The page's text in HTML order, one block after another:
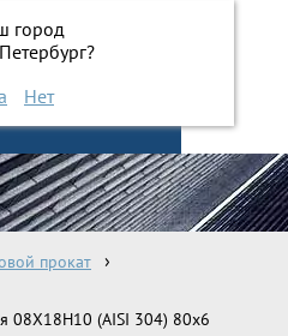
город
Нет
642-41-48
642-41-49
прокат
08Х18Н10 (AISI 304) 80х6